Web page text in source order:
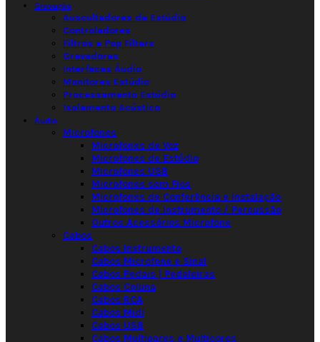
Gravação
Auscultadores de Estúdio
Controladores
Filtros e Pop Filters
Gravadores
Interfaces Áudio
Monitores Estúdio
Processamento Estúdio
Isolamento Acústico
Áudio
Microfones
Microfones de Voz
Microfones de Estúdio
Microfones USB
Microfones sem Fios
Microfones de Conferência e Instalação
Microfones de Instrumento / Percussão
Outros Acessórios Microfone
Cabos
Cabos Instrumento
Cabos Microfone e Sinal
Cabos Pedais | Pedaleiras
Cabos Coluna
Cabos RCA
Cabos Midi
Cabos USB
Cabos Multipares e Multicores